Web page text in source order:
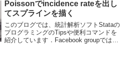
立...
Poissonでincidence rateを出し
てスプラインを描く
このブログでは、統計解析ソフトStataの
プログラミングのTipsや便利コマンドを
紹介しています．Facebook groupでは、